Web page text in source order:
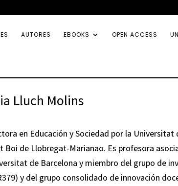
AUTORES EBOOKS OPEN ACCESS
Lluch Molins
en Educación y Sociedad por la
Boi de Llobregat-Marianao. Es profesora
de Barcelona y miembro del grupo de
y del grupo consolidado de innovación